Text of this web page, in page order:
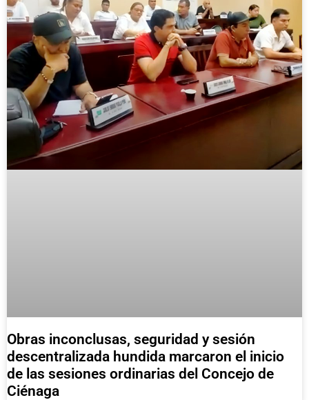
Obras inconclusas, seguridad y sesión
descentralizada hundida marcaron el inicio
de las sesiones ordinarias del Concejo de
Ciénaga